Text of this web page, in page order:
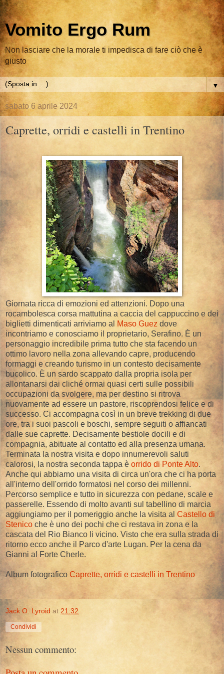
Vomito Ergo Rum
Non lasciare che la morale ti impedisca di fare ciò che è
giusto
▼
sabato 6 aprile 2024
Caprette, orridi e castelli in Trentino
Giornata ricca di emozioni ed attenzioni. Dopo una
rocambolesca corsa mattutina a caccia del cappuccino e dei
biglietti dimenticati arriviamo al
Maso Guez dove
incontriamo e conosciamo il proprietario, Serafino. È un
personaggio incredibile prima tutto che sta facendo un
ottimo lavoro nella zona allevando capre, producendo
formaggi e creando turismo in un contesto decisamente
bucolico. È un sardo scappato dalla propria isola per
allontanarsi dai cliché ormai quasi certi sulle possibili
occupazioni da svolgere, ma per destino si ritrova
nuovamente ad essere un pastore, riscoprendosi felice e di
successo. Ci accompagna così in un breve trekking di due
ore, tra i suoi pascoli e boschi, sempre seguiti o affiancati
dalle sue caprette. Decisamente bestiole docili e di
compagnia, abituate al contatto ed alla presenza umana.
Terminata la nostra visita e dopo innumerevoli saluti
calorosi, la nostra seconda tappa è orrido di Ponte Alto.
Anche qui abbiamo una visita di circa un'ora che ci ha porta
all'interno dell'orrido formatosi nel corso dei millenni.
Percorso semplice e tutto in sicurezza con pedane, scale e
passerelle. Essendo di molto avanti sul tabellino di marcia
aggiungiamo per il pomeriggio anche la visita al Castello di
Stenico che è uno dei pochi che ci restava in zona e la
cascata del Rio Bianco li vicino. Visto che era sulla strada di
ritorno ecco anche il Parco d'arte Lugan. Per la cena da
Gianni al Forte Cherle.
Album fotografico Caprette, orridi e castelli in Trentino
Jack O. Lyroid at 21:32
Condividi
Nessun commento: